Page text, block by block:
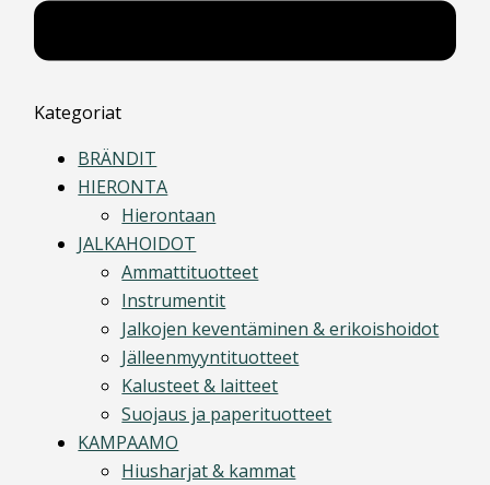
Kategoriat
BRÄNDIT
HIERONTA
Hierontaan
JALKAHOIDOT
Ammattituotteet
Instrumentit
Jalkojen keventäminen & erikoishoidot
Jälleenmyyntituotteet
Kalusteet & laitteet
Suojaus ja paperituotteet
KAMPAAMO
Hiusharjat & kammat